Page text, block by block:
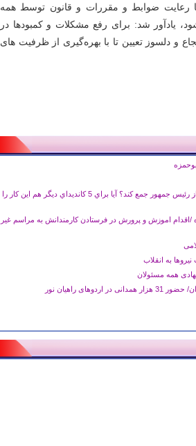
با رعایت ضوابط و مقررات و قانون توسط همه
یادآور شد: برای رفع مشکلات و کمبودها در
و دلسوز تعیین تا با بهره‌گیری از ظرفیت های
چه ضرورتي داشت آموزش و پرورش دانش‌آموزان را براي استقبال از رئيس جمهور جمع كند؟ آيا براي 5 كانديداي ديگر هم اين كار را
/اقدام اموزش و پرورش در فرستادن کارمندانش به مراسم غیر
به انقلاب
همه مسئولان